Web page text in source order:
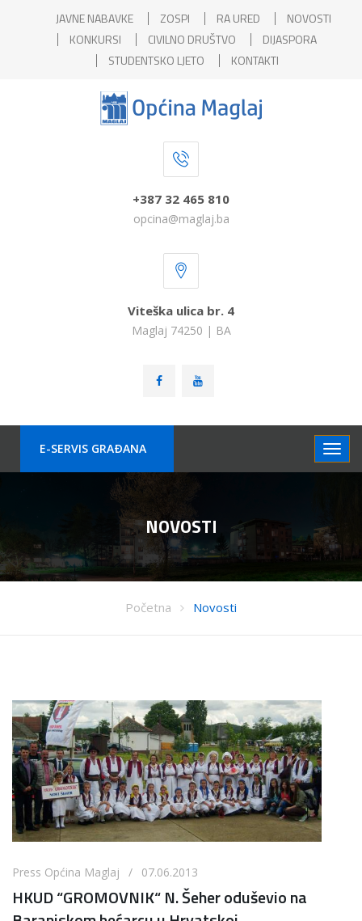
JAVNE NABAVKE ZOSPI RA URED
NOVOSTI
KONKURSI
CIVILNO DRUŠTVO
DIJASPORA
STUDENTSKO LJETO
KONTAKTI
+387 32 465 810
opcina@maglaj.ba
Viteška ulica br. 4
Maglaj 74250 | BA
E-SERVIS GRAÐANA
NOVOSTI
Početna Novosti
Press Općina Maglaj / 07.06.2013
HKUD “GROMOVNIK“ N. Šeher oduševio na